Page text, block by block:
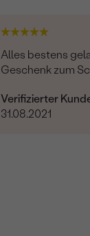
Alles bestens
Geschenk zum
Verifizierter
31.08.2021